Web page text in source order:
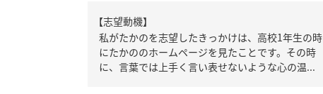
【志望動機】
私がたかのを志望したきっかけは、高校1年生の時
にたかののホームページを見たことです。その時
に、言葉では上手く言い表せないような心の温...